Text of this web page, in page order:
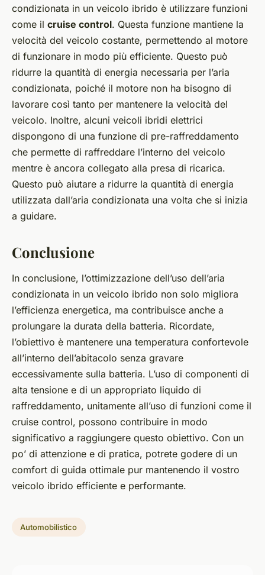
condizionata in un veicolo ibrido è utilizzare funzioni
come il cruise control. Questa funzione mantiene la
velocità del veicolo costante, permettendo al motore
di funzionare in modo più efficiente. Questo può
ridurre la quantità di energia necessaria per l’aria
condizionata, poiché il motore non ha bisogno di
lavorare così tanto per mantenere la velocità del
veicolo. Inoltre, alcuni veicoli ibridi elettrici
dispongono di una funzione di pre-raffreddamento
che permette di raffreddare l’interno del veicolo
mentre è ancora collegato alla presa di ricarica.
Questo può aiutare a ridurre la quantità di energia
utilizzata dall’aria condizionata una volta che si inizia
a guidare.
Conclusione
In conclusione, l’ottimizzazione dell’uso dell’aria
condizionata in un veicolo ibrido non solo migliora
l’efficienza energetica, ma contribuisce anche a
prolungare la durata della batteria. Ricordate,
l’obiettivo è mantenere una temperatura confortevole
all’interno dell’abitacolo senza gravare
eccessivamente sulla batteria. L’uso di componenti di
alta tensione e di un appropriato liquido di
raffreddamento, unitamente all’uso di funzioni come il
cruise control, possono contribuire in modo
significativo a raggiungere questo obiettivo. Con un
po’ di attenzione e di pratica, potrete godere di un
comfort di guida ottimale pur mantenendo il vostro
veicolo ibrido efficiente e performante.
Automobilistico